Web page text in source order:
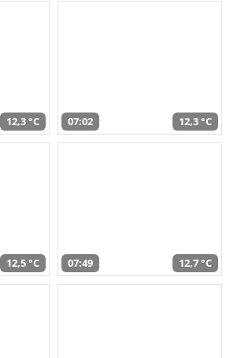
12,3 °C 07:02 12,3 °C
12,5 °C 07:49 12,7 °C